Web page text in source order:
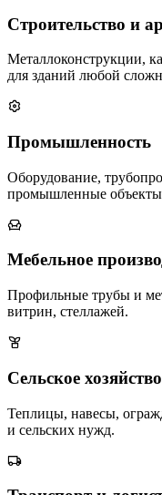
Строительство и
Металлоконструкции,
для зданий любой
Промышленность
Оборудование,
промышленные
Мебельное
Профильные трубы и
витрин, стеллажей.
Сельское хозяйство
Теплицы, навесы,
и сельских нужд.